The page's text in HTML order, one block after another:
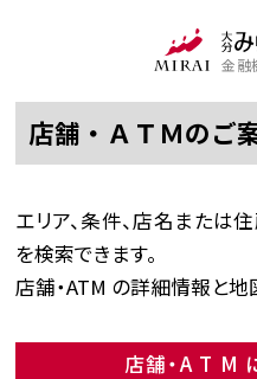
金融
店舗・ＡＴＭのご
エリア、条件、店名または
を検索できます。
店舗・ATM の詳細情報と地
店舗・A T M